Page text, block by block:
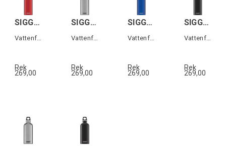
SIGG TRAVELLER Röd 1,0 L
Vattenflaska i aluminium
Rek
269,00
SIGG TRAVELLER Alu 1,0 L
Vattenflaska i aluminium
Rek
269,00
SIGG TRAVELLER Mörkblå 1,0 L
Vattenflaska i aluminium
Rek
269,00
SIGG TRAVELLER Svart 1,0 L
Vattenflaska i aluminium
Rek
269,00